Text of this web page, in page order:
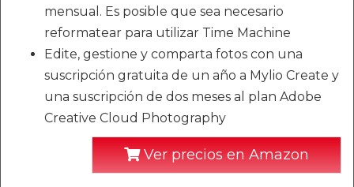
mensual. Es posible que sea necesario
reformatear para utilizar Time Machine
Edite, gestione y comparta fotos con una
suscripción gratuita de un año a Mylio Create y
una suscripción de dos meses al plan Adobe
Creative Cloud Photography
Ver precios en Amazon